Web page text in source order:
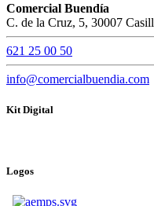
Comercial Buendía
C. de la Cruz, 5, 30007
621 25 00 50
info@comercialbuendia.com
Kit Digital
Logos